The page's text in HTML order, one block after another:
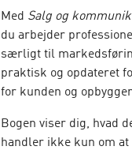
Med Salg og
du arbejder
særligt til
praktisk og opdateret
for kunden og
Bogen viser dig, hvad
handler ikke kun om